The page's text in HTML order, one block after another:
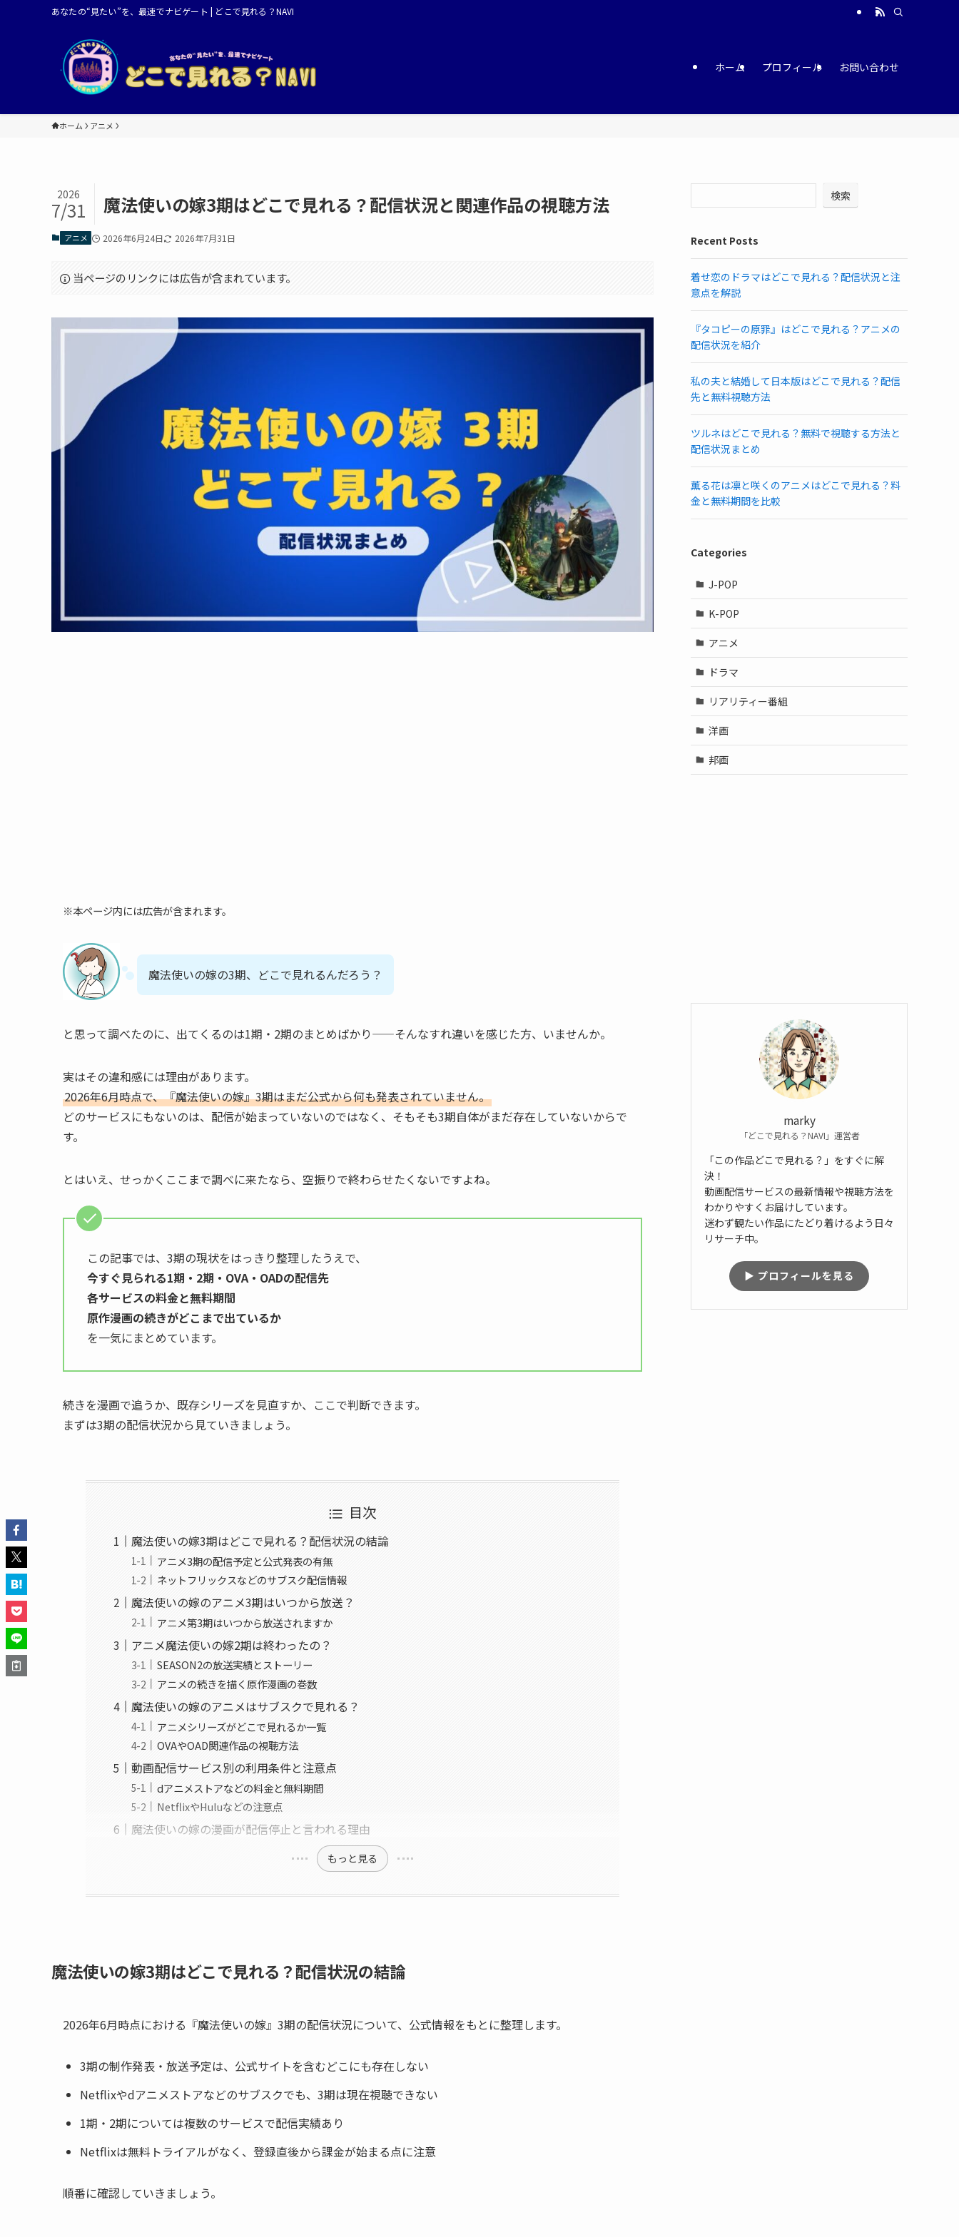
あなたの“見たい”を、最速でナビゲート | どこで見れる？NAVI
ホーム プロフィール お問い合わせ
ホーム アニメ
魔法使いの嫁3期はどこで見れる？配信状況と関連作品の視聴方法
2026
7/31
アニメ 2026年6月24日 2026年7月31日
当ページのリンクには広告が含まれています。
※本ページ内には広告が含まれます。
魔法使いの嫁の3期、どこで見れるんだろう？
と思って調べたのに、出てくるのは1期・2期のまとめばかり——そんなすれ違いを感じた方、いませんか。
実はその違和感には理由があります。
2026年6月時点で、『魔法使いの嫁』3期はまだ公式から何も発表されていません。
どのサービスにもないのは、配信が始まっていないのではなく、そもそも3期自体がまだ存在していないからで
す。
とはいえ、せっかくここまで調べに来たなら、空振りで終わらせたくないですよね。
この記事では、3期の現状をはっきり整理したうえで、
今すぐ見られる1期・2期・OVA・OADの配信先
各サービスの料金と無料期間
原作漫画の続きがどこまで出ているか
を一気にまとめています。
続きを漫画で追うか、既存シリーズを見直すか、ここで判断できます。
まずは3期の配信状況から見ていきましょう。
目次
魔法使いの嫁3期はどこで見れる？配信状況の結論
アニメ3期の配信予定と公式発表の有無
ネットフリックスなどのサブスク配信情報
魔法使いの嫁のアニメ3期はいつから放送？
アニメ第3期はいつから放送されますか
アニメ魔法使いの嫁2期は終わったの？
SEASON2の放送実績とストーリー
アニメの続きを描く原作漫画の巻数
魔法使いの嫁のアニメはサブスクで見れる？
アニメシリーズがどこで見れるか一覧
OVAやOAD関連作品の視聴方法
動画配信サービス別の利用条件と注意点
dアニメストアなどの料金と無料期間
NetflixやHuluなどの注意点
魔法使いの嫁の漫画が配信停止と言われる理由
もっと見る
魔法使いの嫁3期はどこで見れる？配信状況の結論
2026年6月時点における『魔法使いの嫁』3期の配信状況について、公式情報をもとに整理します。
3期の制作発表・放送予定は、公式サイトを含むどこにも存在しない
Netflixやdアニメストアなどのサブスクでも、3期は現在視聴できない
1期・2期については複数のサービスで配信実績あり
Netflixは無料トライアルがなく、登録直後から課金が始まる点に注意
順番に確認していきましょう。
検索
Recent Posts
着せ恋のドラマはどこで見れる？配信状況と注
意点を解説
『タコピーの原罪』はどこで見れる？アニメの
配信状況を紹介
私の夫と結婚して日本版はどこで見れる？配信
先と無料視聴方法
ツルネはどこで見れる？無料で視聴する方法と
配信状況まとめ
薫る花は凛と咲くのアニメはどこで見れる？料
金と無料期間を比較
Categories
J-POP
K-POP
アニメ
ドラマ
リアリティー番組
洋画
邦画
marky
「どこで見れる？NAVI」運営者
「この作品どこで見れる？」をすぐに解
決！
動画配信サービスの最新情報や視聴方法を
わかりやすくお届けしています。
迷わず観たい作品にたどり着けるよう日々
リサーチ中。
▶ プロフィールを見る